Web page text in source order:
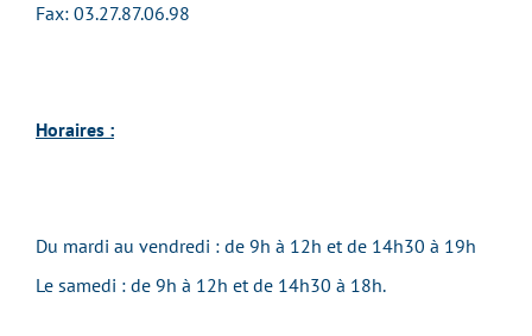
Fax: 03.27.87.06.98
Horaires :
Du mardi au vendredi : de 9h à 12h et de 14h30 à 19h
Le samedi : de 9h à 12h et de 14h30 à 18h.